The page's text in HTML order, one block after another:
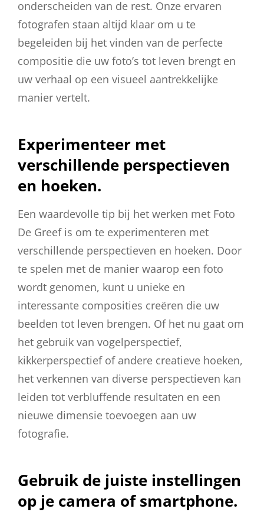
onderscheiden van de rest. Onze ervaren
fotografen staan altijd klaar om u te
begeleiden bij het vinden van de perfecte
compositie die uw foto’s tot leven brengt en
uw verhaal op een visueel aantrekkelijke
manier vertelt.
Experimenteer met
verschillende perspectieven
en hoeken.
Een waardevolle tip bij het werken met Foto
De Greef is om te experimenteren met
verschillende perspectieven en hoeken. Door
te spelen met de manier waarop een foto
wordt genomen, kunt u unieke en
interessante composities creëren die uw
beelden tot leven brengen. Of het nu gaat om
het gebruik van vogelperspectief,
kikkerperspectief of andere creatieve hoeken,
het verkennen van diverse perspectieven kan
leiden tot verbluffende resultaten en een
nieuwe dimensie toevoegen aan uw
fotografie.
Gebruik de juiste instellingen
op je camera of smartphone.